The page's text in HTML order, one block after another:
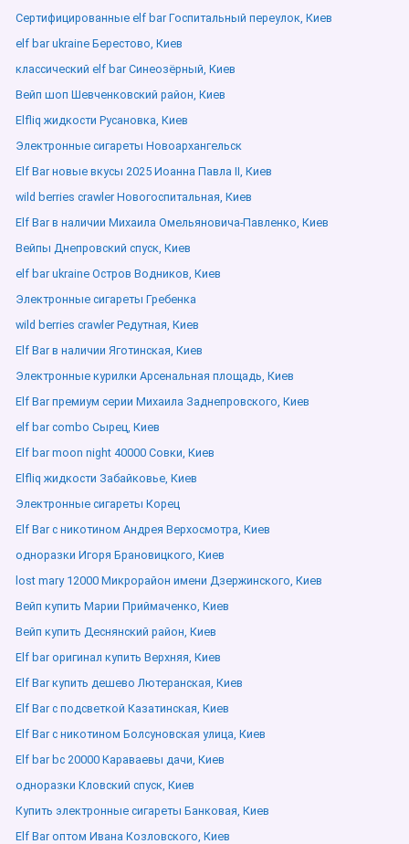
Сертифицированные elf bar Госпитальный переулок, Киев
elf bar ukraine Берестово, Киев
классический elf bar Синеозёрный, Киев
Вейп шоп Шевченковский район, Киев
Elfliq жидкости Русановка, Киев
Электронные сигареты Новоархангельск
Elf Bar новые вкусы 2025 Иоанна Павла ІІ, Киев
wild berries crawler Новогоспитальная, Киев
Elf Bar в наличии Михаила Омельяновича-Павленко, Киев
Вейпы Днепровский спуск, Киев
elf bar ukraine Остров Водников, Киев
Электронные сигареты Гребенка
wild berries crawler Редутная, Киев
Elf Bar в наличии Яготинская, Киев
Электронные курилки Арсенальная площадь, Киев
Elf Bar премиум серии Михаила Заднепровского, Киев
elf bar combo Сырец, Киев
Elf bar moon night 40000 Совки, Киев
Elfliq жидкости Забайковье, Киев
Электронные сигареты Корец
Elf Bar с никотином Андрея Верхосмотра, Киев
одноразки Игоря Брановицкого, Киев
lost mary 12000 Микрорайон имени Дзержинского, Киев
Вейп купить Марии Приймаченко, Киев
Вейп купить Деснянский район, Киев
Elf bar оригинал купить Верхняя, Киев
Elf Bar купить дешево Лютеранская, Киев
Elf Bar с подсветкой Казатинская, Киев
Elf Bar с никотином Болсуновская улица, Киев
Elf bar bc 20000 Караваевы дачи, Киев
одноразки Кловский спуск, Киев
Купить электронные сигареты Банковая, Киев
Elf Bar оптом Ивана Козловского, Киев